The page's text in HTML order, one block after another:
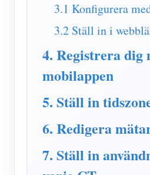
Ansökningar
PV-värmare styrsystem
Hemautomation
Lagra
3.1 Konfigurera
3.2 Ställ in i
4. Registrera dig
mobilappen
5. Ställ in
6. Redigera
7. Ställ in